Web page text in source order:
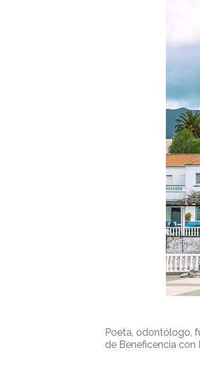
Poeta, odontólogo,
de Beneficencia con